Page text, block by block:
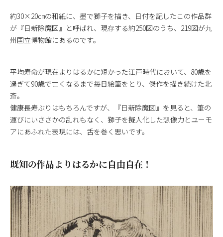
約30×20㎝の和紙に、墨で獅子を描き、日付を記したこの作品群
が『日新除魔図』と呼ばれ、現存する約250図のうち、219図が九
州国立博物館にあるのです。
平均寿命が現在よりはるかに短かった江戸時代において、80歳を
過ぎて90歳で亡くなるまで毎日絵筆をとり、傑作を描き続けた北
斎。
健康長寿ぶりはもちろんですが、『日新除魔図』を見ると、筆の
運びにいささかの乱れもなく、獅子を擬人化した想像力とユーモ
アにあふれた表現には、舌を巻く思いです。
既知の作品よりはるかに自由自在！